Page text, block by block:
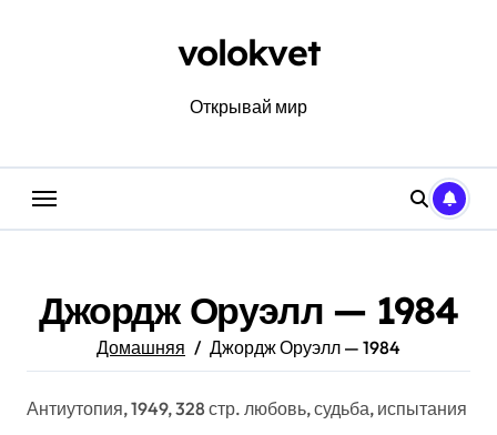
volokvet
Открывай мир
Джордж Оруэлл — 1984
Домашняя Джордж Оруэлл — 1984
Антиутопия, 1949, 328 стр. любовь, судьба, испытания